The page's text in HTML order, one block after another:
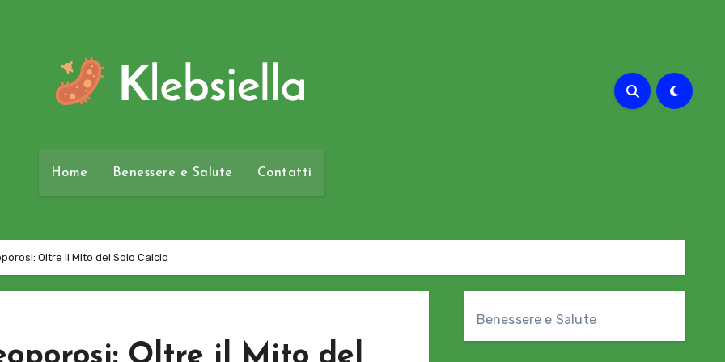
Home Benessere e Salute Contatti
Oltre il Mito del Solo Calcio
Benessere e Salute